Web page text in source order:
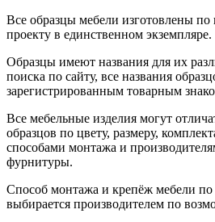
Все образцы мебели изготовлены
проекту в единственном экземпляре.
Образцы имеют названия для их
поиска по сайту, все названия
зарегистрированным товарным
Все мебельные изделия могут
образцов по цвету, размеру,
способами монтажа и
фурнитуры.
Способ монтажа и крепёж мебели по
выбирается производителем по